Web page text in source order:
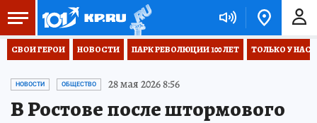
СВОИ ГЕРОИ НОВОСТИ ПАРК РЕВОЛЮЦИИ 100 ЛЕТ ТОЛЬКО У НАС
НОВОСТИ ОБЩЕСТВО 28 мая 2026 8:56
В Ростове после штормового